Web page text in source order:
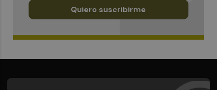
Quiero suscribirme